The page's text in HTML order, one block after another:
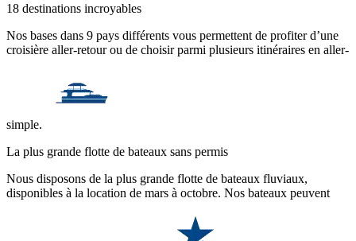
18 destinations incroyables
Nos bases dans 9 pays différents vous permettent de profiter d’une
croisière aller-retour ou de choisir parmi plusieurs itinéraires en aller-
simple.
La plus grande flotte de bateaux sans permis
Nous disposons de la plus grande flotte de bateaux fluviaux,
disponibles à la location de mars à octobre. Nos bateaux peuvent